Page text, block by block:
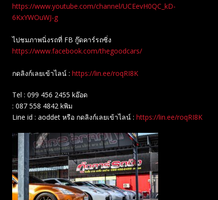
https://www.youtube.com/channel/UCEevH0QC_kD-
6KxYWOuWJ-g
ไปชมภาพนิ่งรถที่ FB กู๊ดคาร์รถซิ่ง
https://www.facebook.com/thegoodcars/
กดลิงก์เลยเข้าไลน์ : https://lin.ee/roqRI8K
Tel : 099 456 2455 kอ๊อด
: 087 558 4842 kพิม
Line id : aoddet หรือ กดลิงก์เลยเข้าไลน์ : https://lin.ee/roqRI8K